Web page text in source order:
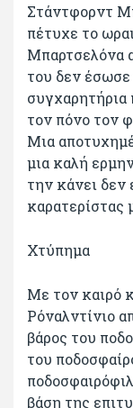
Στάντφορντ
πέτυχε το
Μπαρτσελόνα
του δεν έσωσε
συγχαρητήρια
τον πόνο τον
Μια
μια καλή
την κάνει δεν
καρατερίστας
Χτύπημα
Με τον καιρό
Ρόναλντίνιο
βάρος του
του
βάση της